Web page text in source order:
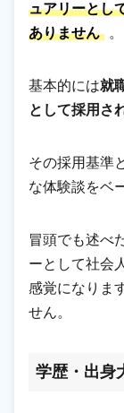
ュアリーとし
ありません
。
基本的には就
として採用さ
その採用基準
な体験談をベ
冒頭でも述べ
ーとして社会
感覚になりま
せん。
学歴・出身